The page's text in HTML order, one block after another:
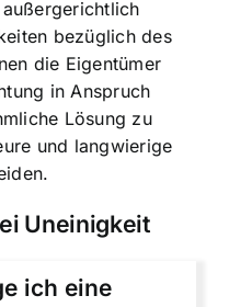
bezüglich des
die Eigentümer
in Anspruch
Lösung zu
und langwierige
Uneinigkeit
ich eine